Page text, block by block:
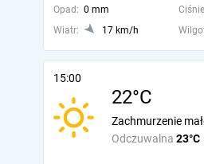
Opad: 0 mm
Wiatr:
17 km/h
15:00
22°C
Odczuwalna 23°C
Zachmurzenie